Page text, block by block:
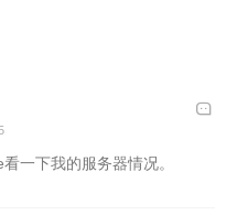
一下我的服务器情况。